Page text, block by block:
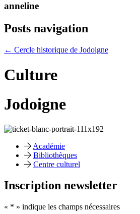
anneline
Posts navigation
← Cercle historique de Jodoigne
Culture
Jodoigne
Académie
Bibliothèques
Centre culturel
Inscription newsletter
« * » indique les champs nécessaires